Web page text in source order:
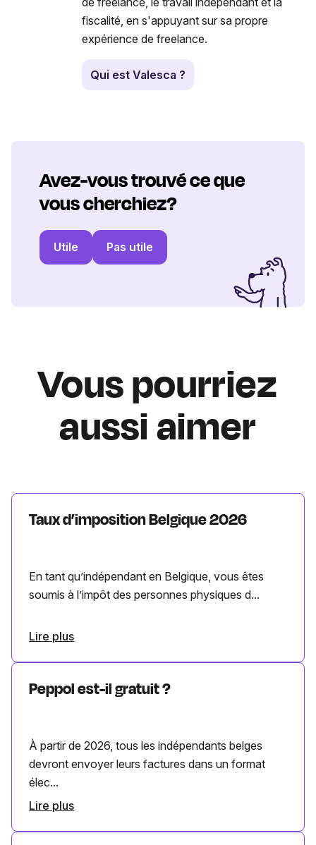
fiscalité, en s'appuyant sur sa propre
expérience de freelance.
Qui est Valesca ?
Avez-vous trouvé ce que
vous cherchiez?
Utile Pas utile
Vous pourriez
aussi aimer
Taux d’imposition Belgique 2026
En tant qu’indépendant en Belgique, vous êtes
soumis à l’impôt des personnes physiques d...
Lire plus
Peppol est-il gratuit ?
À partir de 2026, tous les indépendants belges
devront envoyer leurs factures dans un format
élec...
Lire plus